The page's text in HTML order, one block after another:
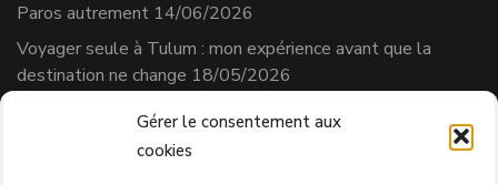
Gérer le consentement aux
cookies
Paros autrement 14/06/2026
Voyager seule à Tulum : mon expérience avant que la
destination ne change 18/05/2026